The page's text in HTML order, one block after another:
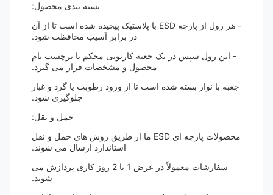
بسته بندی محصول:
- هر رول از پارچه ESD با پلاستیک پیچیده شده است تا از آن
در برابر آسیب محافظت شود.
- این رول سپس در یک جعبه کارتونی محکم با برچسب نام
محصول و مشخصات قرار می گیرد.
جعبه با نوار بسته شده است تا از ورود رطوبت یا گرد و غبار
جلوگیری شود.
حمل و نقل:
محصولات پارچه ای ESD ما از طریق روش های حمل و نقل
استاندارد ارسال می شوند.
سفارشات معمولاً در عرض 1 تا 2 روز کاری پردازش می
شوند.